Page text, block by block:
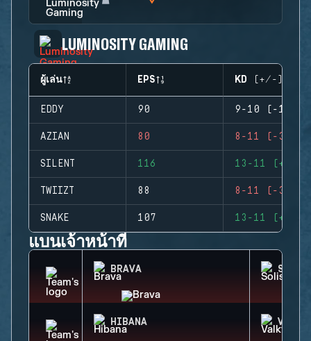
LUMINOSITY GAMING
ผู้เล่น EPS KD (+/-)
EDDY 90 9-10 (-1)
AZIAN 80 8-11 (-3)
SILENT 116 13-11 (+2)
TWIIZT 88 8-11 (-3)
SNAKE 107 13-11 (+2)
แบนเจ้าหน้าที่
BRAVA SOLIS
HIBANA